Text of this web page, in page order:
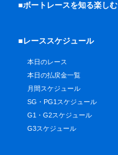
■ボートレースを知る楽しむ
■レーススケジュール
本日のレース
本日の払戻金一覧
月間スケジュール
SG・PG1スケジュール
G1・G2スケジュール
G3スケジュール